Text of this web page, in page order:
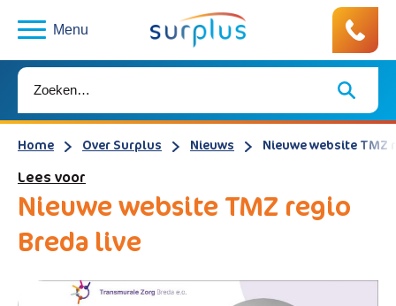
Menu
Home Over Surplus Nieuws Nieuwe website TMZ
Lees voor
Nieuwe website TMZ regio
Breda live